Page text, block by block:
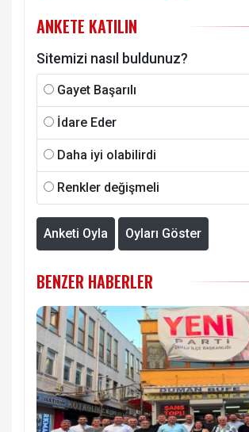
ANKETE KATILIN
Sitemizi nasıl buldunuz?
Gayet Başarılı
İdare Eder
Daha iyi olabilirdi
Renkler değişmeli
Anketi Oyla Oyları Göster
BENZER HABERLER